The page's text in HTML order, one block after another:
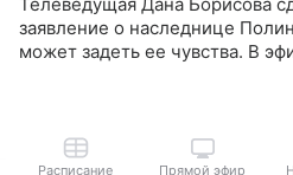
заявление о наследнице
может задеть ее чувства. В
Расписание Прямой эфир